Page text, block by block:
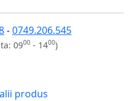
-0749.206.545
0900 - 1400)
produs